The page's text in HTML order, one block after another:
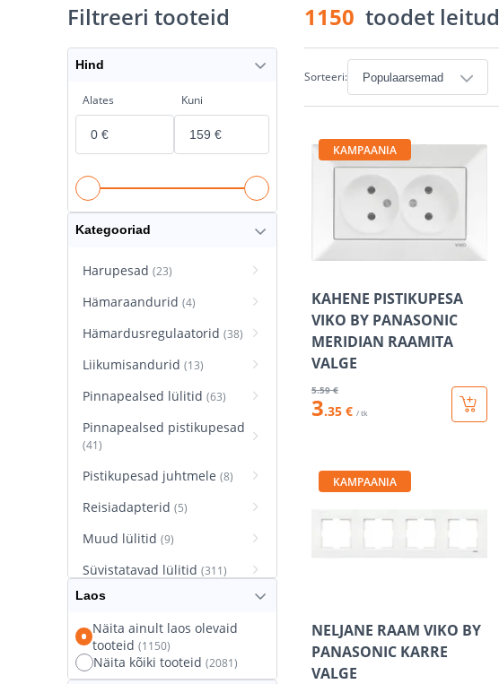
1150 toodet leitud
Sorteeri:
KAMPAANIA
KAHENE PISTIKUPESA
VIKO BY PANASONIC
MERIDIAN RAAMITA
VALGE
5.59 €
3.35 € / tk
KAMPAANIA
NELJANE RAAM VIKO BY
PANASONIC KARRE
VALGE
Filtreeri tooteid
Hind
Alates Kuni
Kategooriad
Harupesad (23)
Hämaraandurid (4)
Hämardusregulaatorid (38)
Liikumisandurid (13)
Pinnapealsed lülitid (63)
Pinnapealsed pistikupesad
(41)
Pistikupesad juhtmele (8)
Reisiadapterid (5)
Muud lülitid (9)
Süvistatavad lülitid (311)
Süvistatavad pistikupesad
Termostaatlülitid
Laos
Näita ainult laos olevaid
tooteid (1150)
Näita kõiki tooteid (2081)